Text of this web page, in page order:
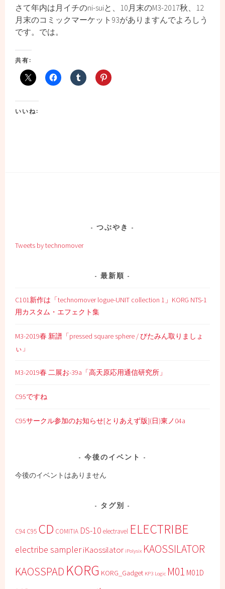
さて年内は月イチのni-suiと、10月末のM3-2017秋、12
月末のコミックマーケット93がありますんでよろしう
です。では。
共有:
いいね:
つぶやき
Tweets by technomover
最新順
C101新作は「technomover logue-UNIT collection 1」KORG NTS-1
用カスタム・エフェクト集
M3-2019春 新譜「pressed square sphere / びたみん取りましょ
ぃ」
M3-2019春 二展お-39a「高天原応用通信研究所」
C95ですね
C95サークル参加のお知らせ[とりあえず版](日)東ノ04a
今後のイベント
今後のイベントはありません
タグ別
C94 C95 CD COMITIA DS-10 electravel ELECTRIBE
electribe sampleriKaossilator iPolysix KAOSSILATOR
KAOSSPAD KORG KORG_Gadget KP3 Logic M01 M01D